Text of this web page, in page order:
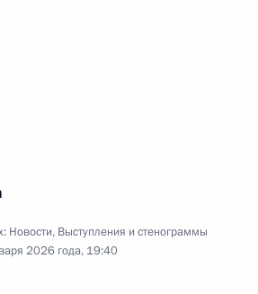
Новости, Выступления и стенограммы
2026 года, 19:40